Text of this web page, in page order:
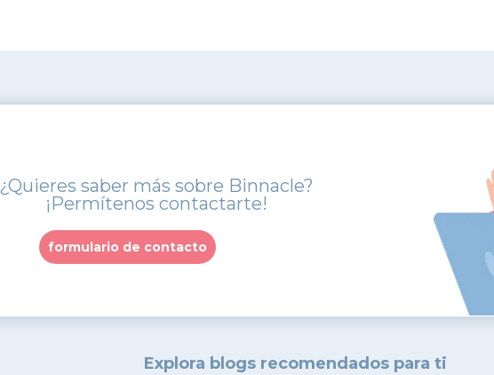
¿Quieres saber más sobre Binnacle?
¡Permítenos contactarte!
formulario de contacto
Explora blogs recomendados para ti